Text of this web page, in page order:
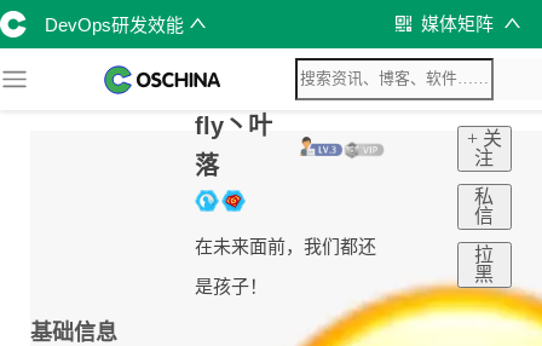
DevOps研发效能 媒体矩阵
fly丶叶
落
在未来面前，我们都还
是孩子！
+ 关
注
私
信
拉
黑
基础信息